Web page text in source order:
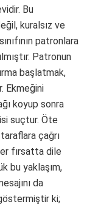
Bu
kuralsız ve
patronlara
Patronun
başlatmak,
Ekmeğini
koyup sonra
suçtur. Öte
çağrı
fırsatta dile
bu yaklaşım,
da
ki;